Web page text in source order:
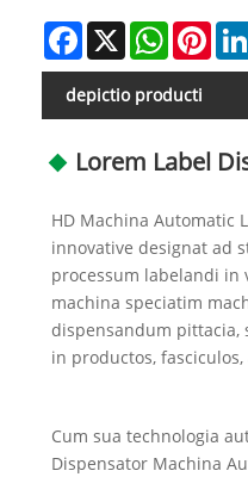
Facebook
X WhatsApp
depictio producti
Lorem Label
HD Machina Automatic
innovative designat ad
processum labelandi in
machina speciatim
dispensandum pittacia,
in productos,
Cum sua technologia
Dispensator Machina